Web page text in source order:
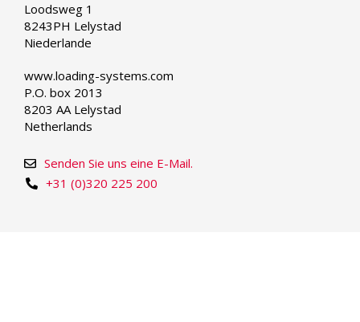
language
Loodsweg 1
8243PH Lelystad
Niederlande
www.loading-systems.com
P.O. box 2013
8203 AA Lelystad
Netherlands
+31 (0)320 225 200
Senden Sie uns eine E-Mail.